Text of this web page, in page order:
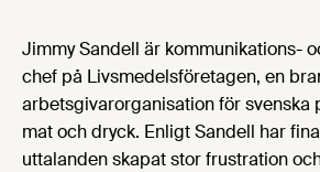
Jimmy Sandell är kommunikations-
chef på Livsmedelsföretagen, en
arbetsgivarorganisation för svenska
mat och dryck. Enligt Sandell har
uttalanden skapat stor frustration